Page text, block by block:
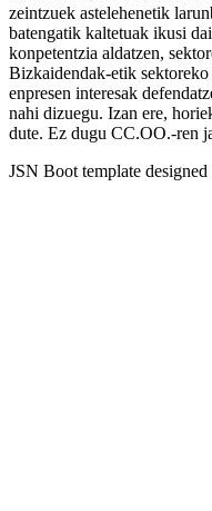
zeintzuek astelehenetik
batengatik kaltetuak ikusi
konpetentzia aldatzen,
Bizkaidendak-etik
enpresen interesak
nahi dizuegu. Izan ere,
dute. Ez dugu CC.OO.-ren
JSN Boot template designed